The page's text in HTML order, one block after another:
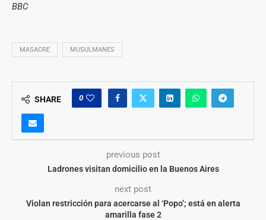
BBC
MASACRE MUSULMANES
SHARE 0
previous post
Ladrones visitan domicilio en la Buenos Aires
next post
Violan restricción para acercarse al ‘Popo’; está en alerta
amarilla fase 2